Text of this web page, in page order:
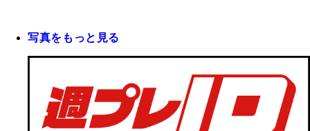
写真をもっと見る